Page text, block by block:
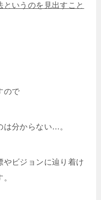
いうのを見出すこと
ので
は分からない…。
やビジョンに辿り着け